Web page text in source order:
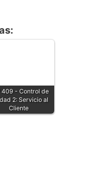
409 - Control de
2: Servicio al
Cliente